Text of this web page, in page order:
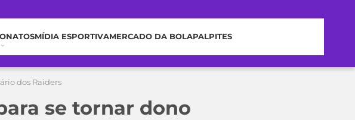
MÍDIA ESPORTIVAMERCADO DA BOLAPALPITES
dos Raiders
se tornar dono